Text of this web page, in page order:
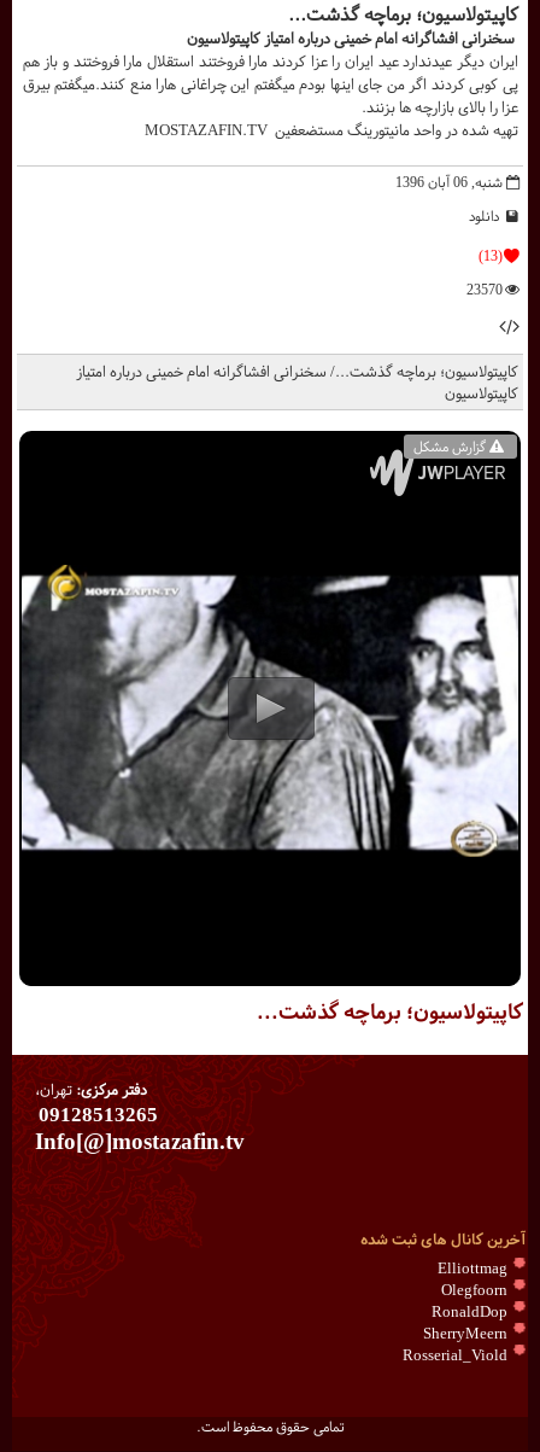
کاپیتولاسیون؛ برماچه گذشت...
گزارش مشکل
کاپیتولاسیون؛ برماچه گذشت.../ سخنرانی افشاگرانه امام خمینی درباره امتياز
کاپیتولاسیون
شنبه, 06 آبان 1396
دانلود
(13)
23570
کاپیتولاسیون؛ برماچه گذشت...
سخنرانی افشاگرانه امام خمینی درباره امتياز کاپیتولاسیون
ایران دیگر عیدندارد عید ایران را عزا کردند مارا فروختند استقلال مارا فروختند و باز هم
پی کوبی کردند اگر من جای اینها بودم میگفتم این چراغانی هارا منع کنند.میگفتم بیرق
عزا را بالای بازارچه ها بزنند.
تهيه شده در واحد مانيتورينگ مستضعفين MOSTAZAFIN.TV
دفتر مرکزی:تهران،
09128513265
Info[@]mostazafin.tv
آخرین کانال های ثبت شده
Elliottmag
Olegfoorn
RonaldDop
SherryMeern
Rosserial_Viold
تمامی حقوق محفوظ است.